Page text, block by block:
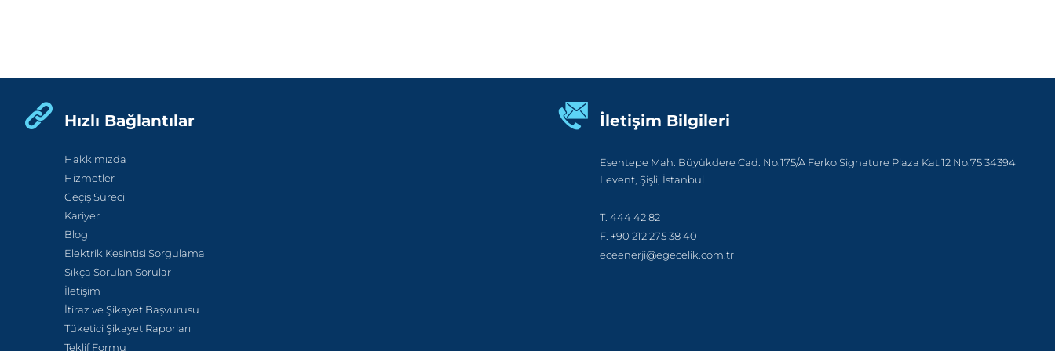
Hızlı Bağlantılar
Hakkımızda
Hizmetler
Geçiş Süreci
Kariyer
Blog
Elektrik Kesintisi Sorgulama
Sıkça Sorulan Sorular
İletişim
İtiraz ve Şikayet Başvurusu
Tüketici Şikayet Raporları
Teklif Formu
İletişim Bilgileri
Esentepe Mah. Büyükdere Cad. No:175/A Ferko Signature Plaza Kat:12 No:75 34394
Levent, Şişli, İstanbul
T. 444 42 82
F. +90 212 275 38 40
eceenerji@egecelik.com.tr